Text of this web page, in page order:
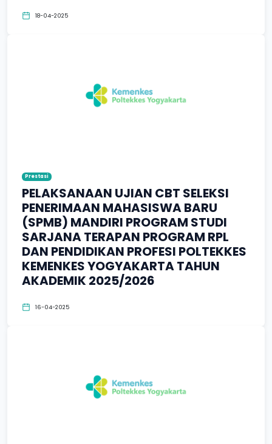
18-04-2025
Prestasi
PELAKSANAAN UJIAN CBT SELEKSI
PENERIMAAN MAHASISWA BARU
(SPMB) MANDIRI PROGRAM STUDI
SARJANA TERAPAN PROGRAM RPL
DAN PENDIDIKAN PROFESI POLTEKKES
KEMENKES YOGYAKARTA TAHUN
AKADEMIK 2025/2026
16-04-2025